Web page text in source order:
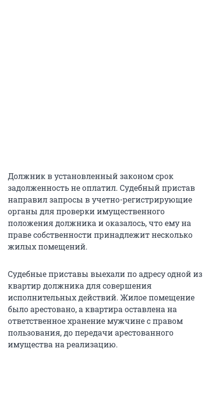
Должник в установленный законом срок
задолженность не оплатил. Судебный пристав
направил запросы в учетно-регистрирующие
органы для проверки имущественного
положения должника и оказалось, что ему на
праве собственности принадлежит несколько
жилых помещений.
Судебные приставы выехали по адресу одной из
квартир должника для совершения
исполнительных действий. Жилое помещение
было арестовано, а квартира оставлена на
ответственное хранение мужчине с правом
пользования, до передачи арестованного
имущества на реализацию.